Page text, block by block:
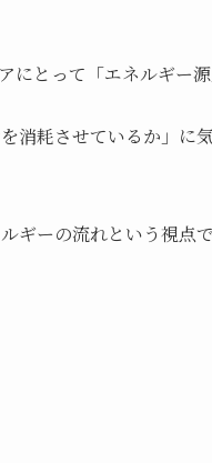
にとって「エネルギー
消耗させているか」に
ギーの流れという視点